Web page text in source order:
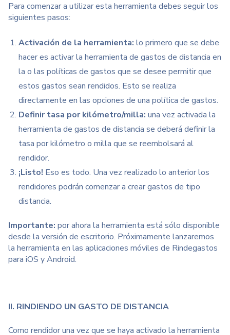
Para comenzar a utilizar esta herramienta debes seguir los
siguientes pasos:
Activación de la herramienta: lo primero que se debe
hacer es activar la herramienta de gastos de distancia en
la o las políticas de gastos que se desee permitir que
estos gastos sean rendidos. Esto se realiza
directamente en las opciones de una política de gastos.
Definir tasa por kilómetro/milla: una vez activada la
herramienta de gastos de distancia se deberá definir la
tasa por kilómetro o milla que se reembolsará al
rendidor.
¡Listo! Eso es todo. Una vez realizado lo anterior los
rendidores podrán comenzar a crear gastos de tipo
distancia.
Importante: por ahora la herramienta está sólo disponible
desde la versión de escritorio. Próximamente lanzaremos
la herramienta en las aplicaciones móviles de Rindegastos
para iOS y Android.
II. RINDIENDO UN GASTO DE DISTANCIA
Como rendidor una vez que se haya activado la herramienta